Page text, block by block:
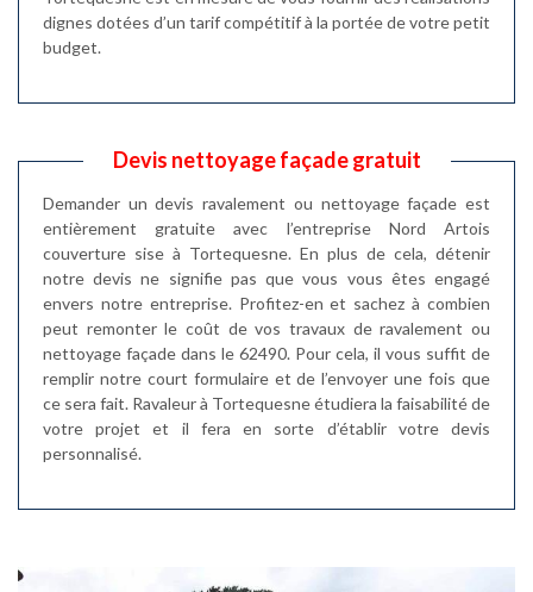
dignes dotées d’un tarif compétitif à la portée de votre petit
budget.
Devis nettoyage façade gratuit
Demander un devis ravalement ou nettoyage façade est
entièrement gratuite avec l’entreprise Nord Artois
couverture sise à Tortequesne. En plus de cela, détenir
notre devis ne signifie pas que vous vous êtes engagé
envers notre entreprise. Profitez-en et sachez à combien
peut remonter le coût de vos travaux de ravalement ou
nettoyage façade dans le 62490. Pour cela, il vous suffit de
remplir notre court formulaire et de l’envoyer une fois que
ce sera fait. Ravaleur à Tortequesne étudiera la faisabilité de
votre projet et il fera en sorte d’établir votre devis
personnalisé.